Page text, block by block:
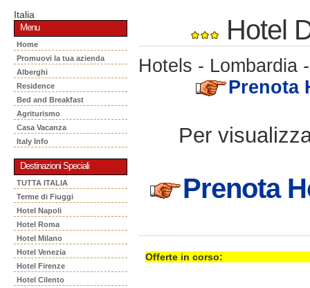
Italia
Menu
Home
Promuovi la tua azienda
Alberghi
Residence
Bed and Breakfast
Agriturismo
Casa Vacanza
Italy Info
Destinazioni Speciali
TUTTA ITALIA
Terme di Fiuggi
Hotel Napoli
Hotel Roma
Hotel Milano
Hotel Venezia
Hotel Firenze
Hotel Cilento
Hotel
Hotels - Lombardia
Prenota
Per
Prenota
Offerte in corso: